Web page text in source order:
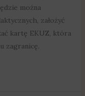
można
założyć
kartę EKUZ, która
zagranicę.